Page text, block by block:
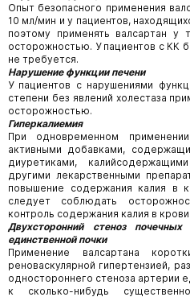
Опыт безопасного применения
10 мл/мин и у пациентов,
поэтому применять валсартан у
осторожностью. У пациентов с КК
не требуется.
Нарушение функции печени
У пациентов с нарушениями
степени без явлений холестаза
осторожностью.
Гиперкалиемия
При одновременном
активными добавками,
диуретиками,
другими лекарственными
повышение содержания калия в
следует соблюдать
контроль содержания калия в крови.
Двухсторонний стеноз
единственной почки
Применение валсартана
реноваскулярной гипертензией,
одностороннего стеноза артерии
к сколько-нибудь